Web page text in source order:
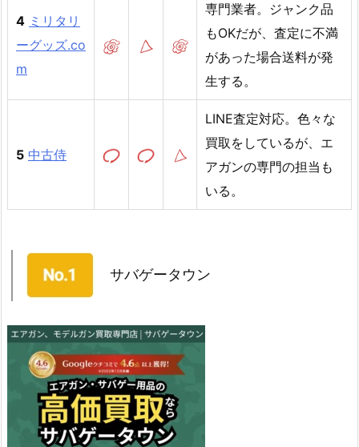
4 ミリタリ
ーグッズ.co
m
専門業者。ジャンク品
もOKだが、査定に不満
があった場合送料が発
生する。
5 中古侍
LINE査定対応。色々な
買取をしているが、エ
アガンの専門の担当も
いる。
サバゲータウン